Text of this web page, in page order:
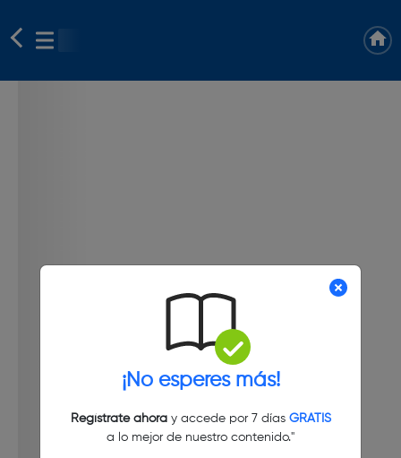
¡No esperes más!
Regístrate ahoray accede por 7 días GRATIS
a lo mejor de nuestro contenido."